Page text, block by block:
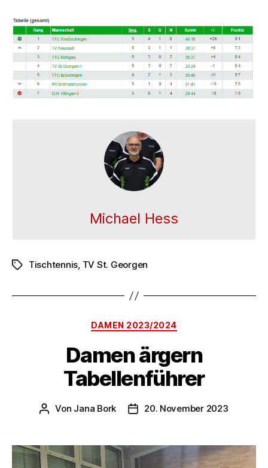
Michael Hess
Schlagwörter
Tischtennis, TV St. Georgen
Kategorien
DAMEN 2023/2024
Damen ärgern
Tabellenführer
Beitragsautor
Von Jana Bork Veröffentlichungsdatum
20. November 2023